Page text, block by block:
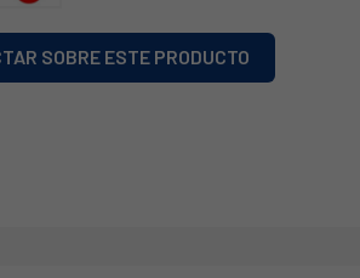
SOBRE ESTE PRODUCTO